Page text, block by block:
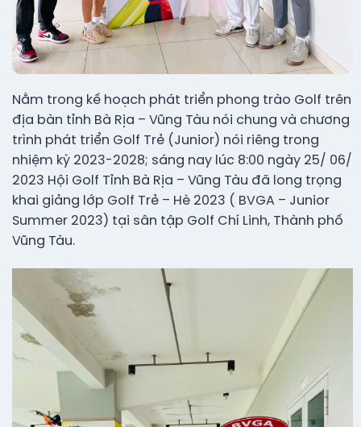
Nằm trong kế hoạch phát triển phong trào Golf trên
địa bàn tỉnh Bà Rịa – Vũng Tàu nói chung và chương
trình phát triển Golf Trẻ (Junior) nói riêng trong
nhiệm kỳ 2023-2028; sáng nay lúc 8:00 ngày 25/ 06/
2023 Hội Golf Tỉnh Bà Rịa – Vũng Tàu đã long trọng
khai giảng lớp Golf Trẻ – Hè 2023 ( BVGA – Junior
Summer 2023) tại sân tập Golf Chí Linh, Thành phố
Vũng Tàu.